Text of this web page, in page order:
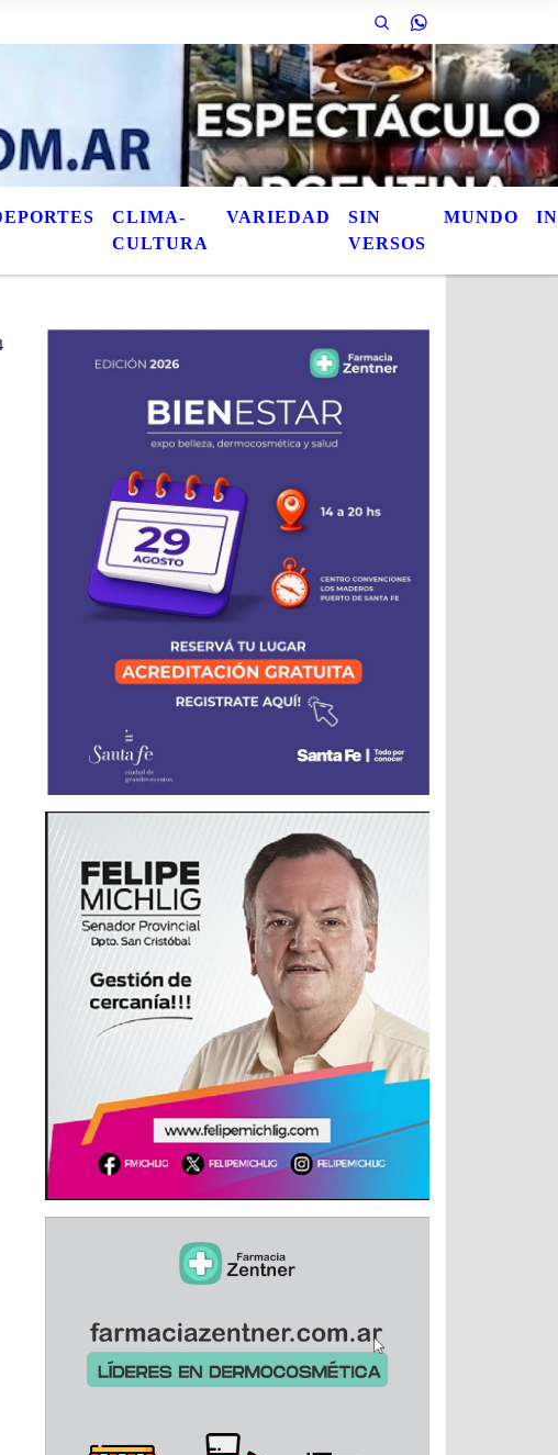
tÃ­tulos de las notas publicadas. Este es el titulo de la nota / Esta es otra nota /
CLIMA-
CULTURA
VARIEDAD
SIN
VERSOS
MUNDO